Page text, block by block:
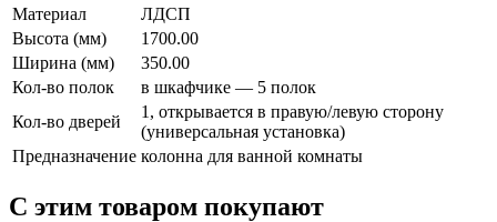
Материал
ЛДСП
Высота (мм)
1700.00
Ширина (мм)
350.00
Кол-во полок
в шкафчике — 5 полок
Кол-во дверей
1, открывается в правую/левую сторону
(универсальная установка)
Предназначение колонна для ванной комнаты
С этим товаром покупают